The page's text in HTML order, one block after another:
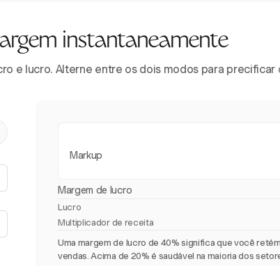
instantaneamente
e lucro. Alterne entre os dois modos para precificar
Markup
Margem de lucro
Lucro
Multiplicador de receita
Uma margem de lucro de 40% significa que você
vendas. Acima de 20% é saudável na maioria dos